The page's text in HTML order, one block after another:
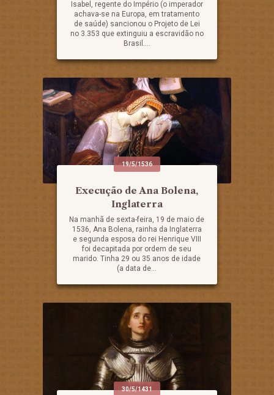
Isabel, regente do Império (o imperador
achava-se na Europa, em tratamento
de saúde) sancionou o Projeto de Lei
no 3.353 que extinguiu a escravidão no
Brasil....
19/5/1536
Execução de Ana Bolena,
Inglaterra
Na manhã de sexta-feira, 19 de maio de
1536, Ana Bolena, rainha da Inglaterra
e segunda esposa do rei Henrique VIII
foi decapitada por ordem de seu
marido. Tinha 29 ou 35 anos de idade
(a data de...
30/5/1431